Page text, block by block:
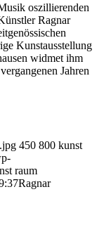
oszillierenden
Ragnar
Kunstausstellung
widmet ihm
Jahren
450 800 kunst
raum
Ragnar